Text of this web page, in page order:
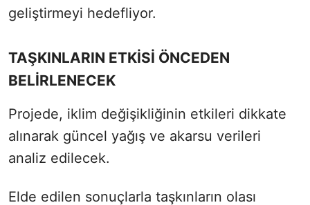
geliştirmeyi hedefliyor.
TAŞKINLARIN ETKİSİ ÖNCEDEN
BELİRLENECEK
Projede, iklim değişikliğinin etkileri dikkate
alınarak güncel yağış ve akarsu verileri
analiz edilecek.
Elde edilen sonuçlarla taşkınların olası